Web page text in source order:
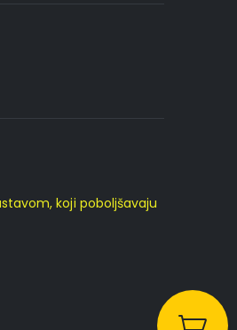
koji poboljšavaju